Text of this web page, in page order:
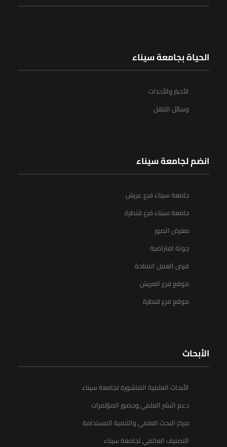
الحياة بجامعة سيناء
الأخبار والأحداث
وسائل التنقل
انضم لجامعة سيناء
جامعة سيناء فرع عريش
جامعة سيناء فرع قنطرة
معرض الصور
جولة افتراضية
فرص العمل المتاحة
موقع فرع العريش
موقع فرع قنطرة
الأبحاث
الأبحاث العلمية المنشورة لجامعة سيناء
دعم النشر العلمي وحضور المؤتمرات
مركز البحث العلمي والتنمية المستدامة
التصنيف العالمي لجامعة سيناء